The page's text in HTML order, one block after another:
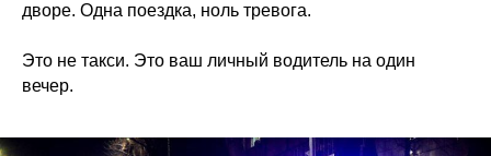
дворе. Одна поездка, ноль тревога.
Это не такси. Это ваш личный водитель на один
вечер.